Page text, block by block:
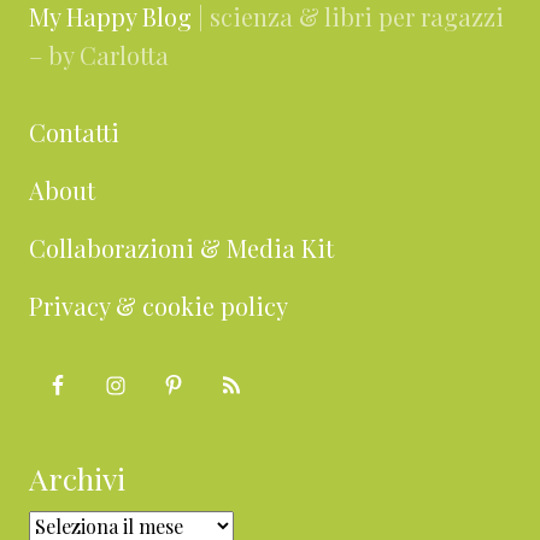
My Happy Blog | scienza & libri per ragazzi
– by Carlotta
Contatti
About
Collaborazioni & Media Kit
Privacy & cookie policy
Archivi
Archivi